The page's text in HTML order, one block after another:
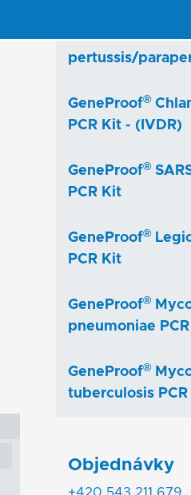
GeneProof
pertussis/
GeneProof®
PCR Kit - (IVDR)
GeneProof®
PCR Kit
GeneProof®
PCR Kit
GeneProof®
pneumoniae
GeneProof®
tuberculosis
Objednávky